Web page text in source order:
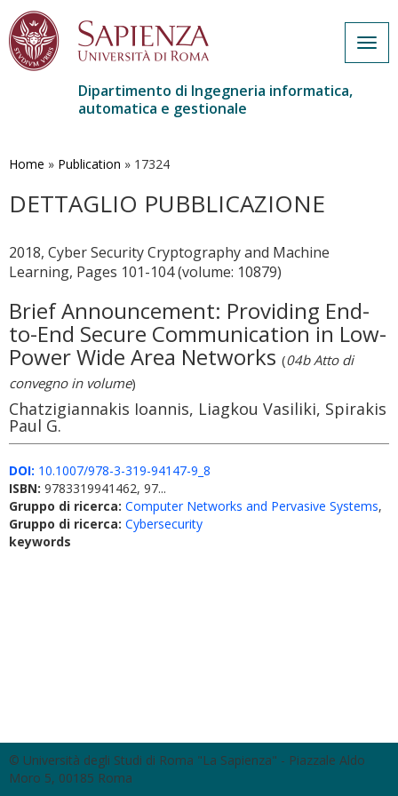
contenuto
Dipartimento di Ingegneria informatica,
automatica e gestionale
Home » Publication » 17324
DETTAGLIO PUBBLICAZIONE
2018, Cyber Security Cryptography and Machine
Learning, Pages 101-104 (volume: 10879)
Brief Announcement: Providing End-
to-End Secure Communication in Low-
Power Wide Area Networks (04b Atto di
convegno in volume)
Chatzigiannakis Ioannis, Liagkou Vasiliki, Spirakis
Paul G.
DOI: 10.1007/978-3-319-94147-9_8
ISBN: 9783319941462, 97...
Gruppo di ricerca: Computer Networks and Pervasive Systems,
Gruppo di ricerca: Cybersecurity
keywords
© Università degli Studi di Roma "La Sapienza" - Piazzale Aldo
Moro 5, 00185 Roma